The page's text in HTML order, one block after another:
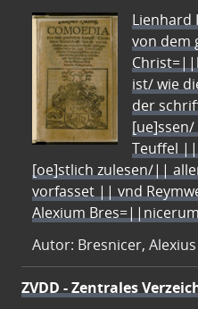
Lienhard
von dem
ist/ wie
der
Teuffel ||
[oe]stlich zulesen/||
vorfasset || vnd
Alexium
Autor: Bresnicer, Alexius
ZVDD - Zentrales